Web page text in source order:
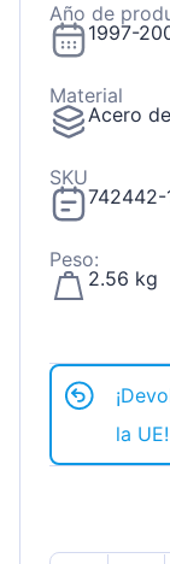
Año de
1997-
Material
Acero
SKU
742442-
Peso:
2.56 kg
la UE!